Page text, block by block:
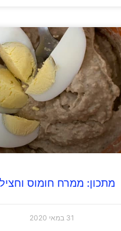
מתכון: ממרח חומוס וחצילים